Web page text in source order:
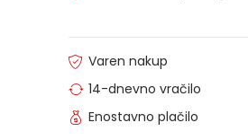
Varen nakup
14-dnevno vračilo
Enostavno plačilo